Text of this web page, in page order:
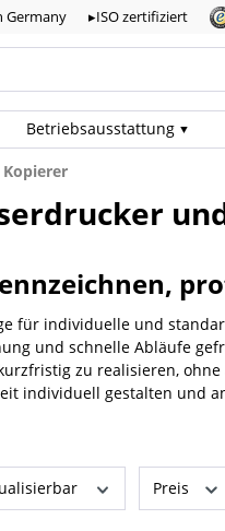
Germany ▸ISO zertifiziert
Betriebs­ausstattung
für individuelle und
und schnelle Abläufe
zu realisieren,
individuell gestalten und
Preis